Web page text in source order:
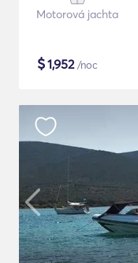
Motorová jachta
$1,952/noc